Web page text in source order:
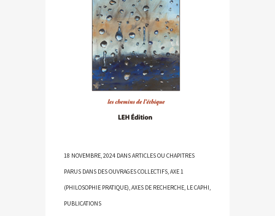
18 NOVEMBRE, 2024 DANSARTICLES OU CHAPITRES
PARUS DANS DES OUVRAGES COLLECTIFS,AXE 1
(PHILOSOPHIE PRATIQUE),AXES DE RECHERCHE, LE CAPHI,
PUBLICATIONS